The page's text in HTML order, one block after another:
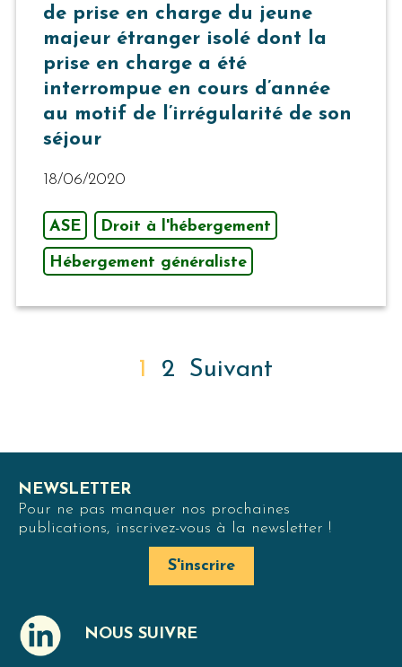
de prise en charge du jeune
majeur étranger isolé dont la
prise en charge a été
interrompue en cours d’année
au motif de l’irrégularité de son
séjour
18/06/2020
ASE Droit à l'hébergement
Hébergement généraliste
PAGINATION
1 2 Suivant
NEWSLETTER
Pour ne pas manquer nos prochaines
publications, inscrivez-vous à la newsletter !
S'inscrire
NOUS SUIVRE